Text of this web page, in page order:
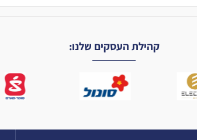
קהילת העסקים שלנו: